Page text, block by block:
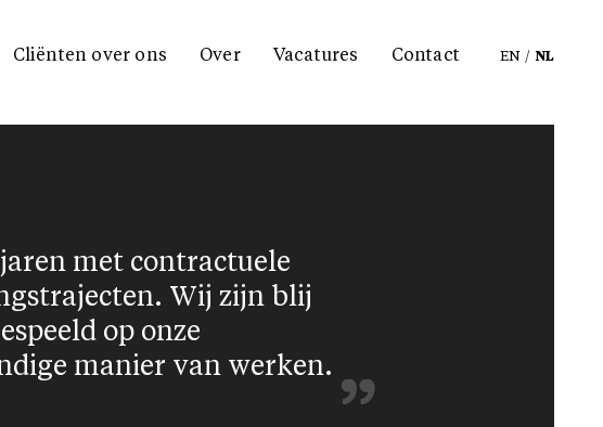
Cliënten over ons Over Vacatures Contact EN / NL
met contractuele
Wij zijn blij
op onze
manier van werken.